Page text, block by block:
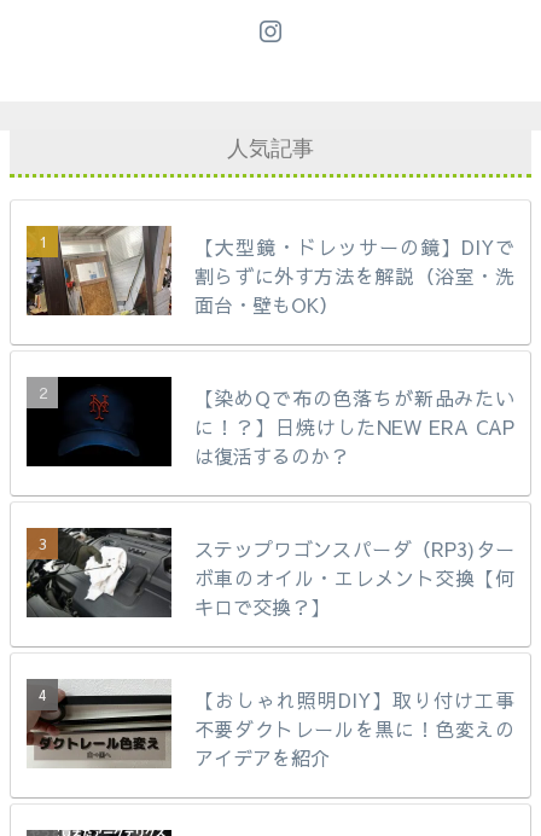
人気記事
【大型鏡・ドレッサーの鏡】DIYで
割らずに外す方法を解説（浴室・洗
面台・壁もOK）
【染めQで布の色落ちが新品みたい
に！？】日焼けしたNEW ERA CAP
は復活するのか？
ステップワゴンスパーダ（RP3)ター
ボ車のオイル・エレメント交換【何
キロで交換？】
【おしゃれ照明DIY】取り付け工事
不要ダクトレールを黒に！色変えの
アイデアを紹介